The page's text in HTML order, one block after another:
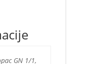
GN 1/1,